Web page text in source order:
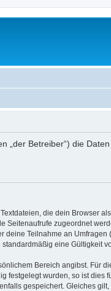
„der Betreiber“) die
die dein Browser
zugeordnet
Teilnahme an
eine Gültigkeit
Bereich angibst. Für
wurden, so ist dies
gespeichert. Gleiches